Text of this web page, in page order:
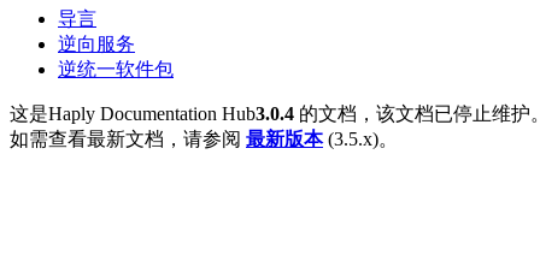
导言
逆向服务
逆统一软件包
这是Haply Documentation Hub3.0.4 的文档，该文档已停止维护
如需查看最新文档，请参阅 最新版本(3.5.x)。